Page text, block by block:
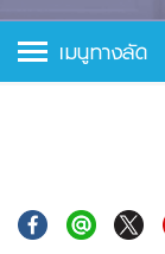
เมนูทางลัด